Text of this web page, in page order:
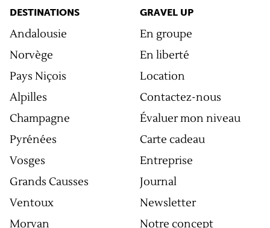
DESTINATIONS
Andalousie
Norvège
Pays Niçois
Alpilles
Champagne
Pyrénées
Vosges
Grands Causses
Ventoux
Morvan
GRAVEL UP
En groupe
En liberté
Location
Contactez-nous
Évaluer mon niveau
Carte cadeau
Entreprise
Journal
Newsletter
Notre concept